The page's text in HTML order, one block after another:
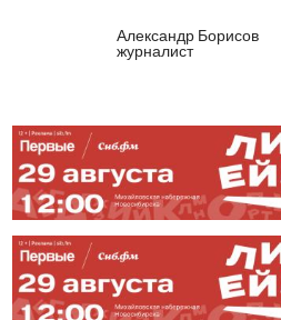
Александр Борисов
журналист